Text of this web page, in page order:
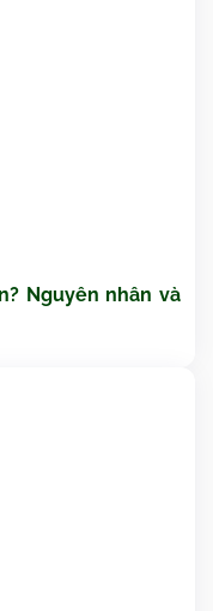
Nguyên nhân và